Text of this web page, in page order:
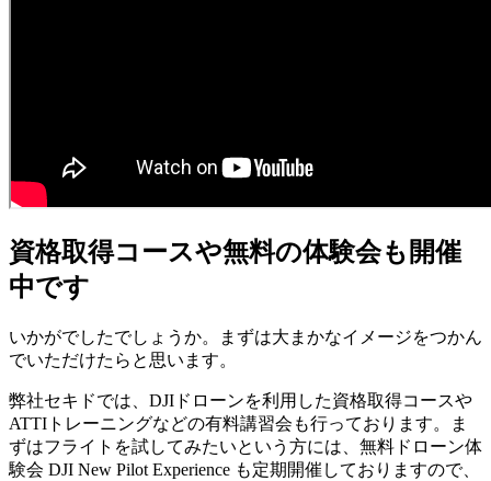
資格取得コースや無料の体験会も開催
中です
いかがでしたでしょうか。まずは大まかなイメージをつかん
でいただけたらと思います。
弊社セキドでは、DJIドローンを利用した資格取得コースや
ATTIトレーニングなどの有料講習会も行っております。ま
ずはフライトを試してみたいという方には、無料ドローン体
験会 DJI New Pilot Experience も定期開催しておりますので、